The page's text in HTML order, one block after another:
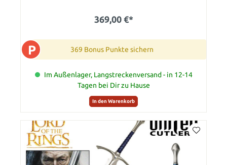
369,00 €*
P 369 Bonus Punkte sichern
Im Außenlager, Langstreckenversand - in 12-14
Tagen bei Dir zu Hause
In den Warenkorb